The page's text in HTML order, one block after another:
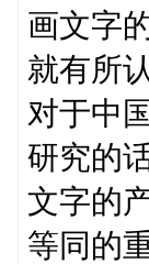
画文字
就有所
对于中
研究的
文字的
等同的